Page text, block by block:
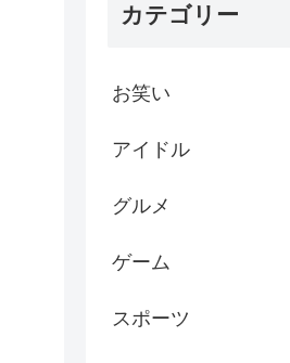
カテゴリー
お笑い
アイドル
グルメ
ゲーム
スポーツ